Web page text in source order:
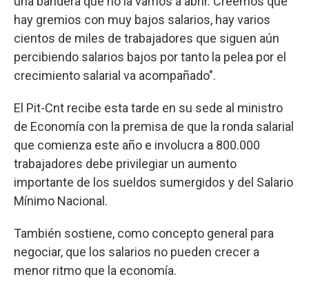
hay gremios con muy bajos salarios, hay varios
cientos de miles de trabajadores que siguen aún
percibiendo salarios bajos por tanto la pelea por el
crecimiento salarial va acompañado".
El Pit-Cnt recibe esta tarde en su sede al ministro
de Economía con la premisa de que la ronda salarial
que comienza este año e involucra a 800.000
trabajadores debe privilegiar un aumento
importante de los sueldos sumergidos y del Salario
Mínimo Nacional.
También sostiene, como concepto general para
negociar, que los salarios no pueden crecer a
menor ritmo que la economía.